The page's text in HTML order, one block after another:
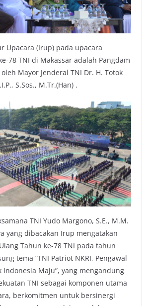
Upacara (Irup) pada upacara
78 TNI di Makassar adalah Pangdam
Mayor Jenderal TNI Dr. H. Totok
S.Sos., M.Tr.(Han) .
TNI Yudo Margono, S.E., M.M.
yang dibacakan Irup mengatakan
Tahun ke-78 TNI pada tahun
tema “TNI Patriot NKRI, Pengawal
Indonesia Maju”, yang mengandung
TNI sebagai komponen utama
berkomitmen untuk bersinergi